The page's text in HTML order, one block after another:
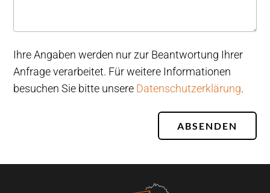
Ihre Angaben werden nur zur Beantwortung Ihrer
Anfrage verarbeitet. Für weitere Informationen
besuchen Sie bitte unsere Datenschutzerklärung.
ABSENDEN